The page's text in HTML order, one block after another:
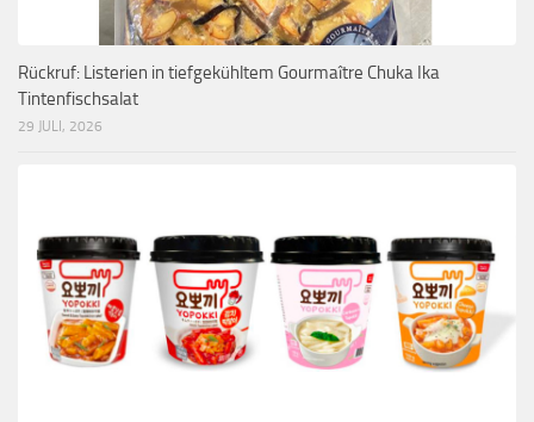
Rückruf: Listerien in tiefgekühltem Gourmaître Chuka Ika
Tintenfischsalat
29 JULI, 2026